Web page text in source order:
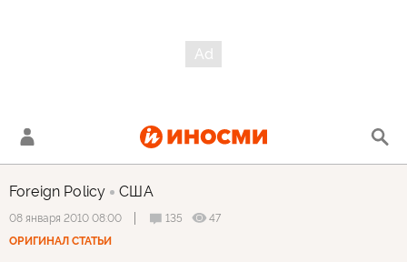
Foreign Policy США
08 января 2010 08:00 135
47
ОРИГИНАЛ СТАТЬИ